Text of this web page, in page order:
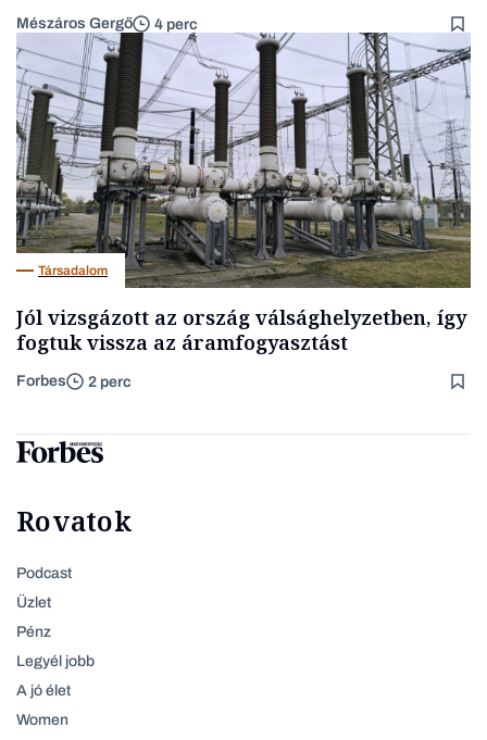
Mészáros Gergő 4 perc
Társadalom
Jól vizsgázott az ország válsághelyzetben, így
fogtuk vissza az áramfogyasztást
Forbes 2 perc
Rovatok
Podcast
Üzlet
Pénz
Legyél jobb
A jó élet
Women